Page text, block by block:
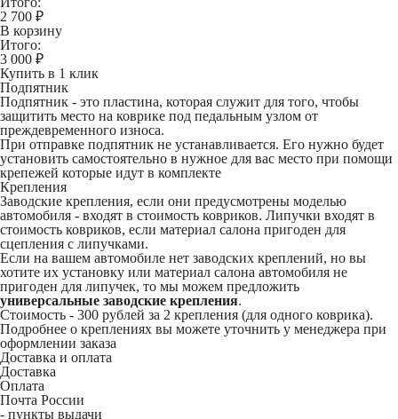
2 700 ₽
В корзину
Итого:
3 000 ₽
Купить в 1 клик
Подпятник
Подпятник - это пластина, которая служит для того, чтобы
защитить место на коврике под педальным узлом от
преждевременного износа.
При отправке подпятник не устанавливается. Его нужно будет
установить самостоятельно в нужное для вас место при помощи
крепежей которые идут в комплекте
Крепления
Заводские крепления, если они предусмотрены моделью
автомобиля - входят в стоимость ковриков. Липучки входят в
стоимость ковриков, если материал салона пригоден для
сцепления с липучками.
Если на вашем автомобиле нет заводских креплений, но вы
хотите их установку или материал салона автомобиля не
пригоден для липучек, то мы можем предложить
универсальные заводские крепления.
Стоимость - 300 рублей за 2 крепления (для одного коврика).
Подробнее о креплениях вы можете уточнить у менеджера при
оформлении заказа
Доставка и оплата
Доставка
Оплата
Почта России
- пункты выдачи